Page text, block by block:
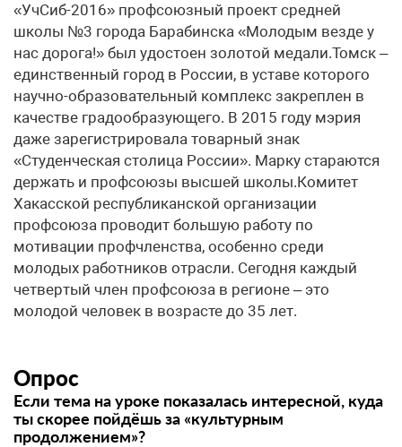
«УчСиб-2016» профсоюзный проект средней
школы №3 города Барабинска «Молодым везде у
нас дорога!» был удостоен золотой медали.Томск –
единственный город в России, в уставе которого
научно-образовательный комплекс закреплен в
качестве градообразующего. В 2015 году мэрия
даже зарегистрировала товарный знак
«Студенческая столица России». Марку стараются
держать и профсоюзы высшей школы.Комитет
Хакасской республиканской организации
профсоюза проводит большую работу по
мотивации профчленства, особенно среди
молодых работников отрасли. Сегодня каждый
четвертый член профсоюза в регионе – это
молодой человек в возрасте до 35 лет.
Опрос
Если тема на уроке показалась интересной, куда
ты скорее пойдёшь за «культурным
продолжением»?